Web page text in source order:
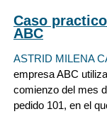
Caso
ABC
ASTRID MILENA
empresa ABC
comienzo del mes
pedido 101, en el